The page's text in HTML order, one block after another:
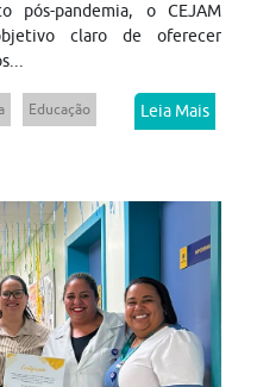
pós-pandemia, o CEJAM
claro de oferecer
Educação Leia Mais